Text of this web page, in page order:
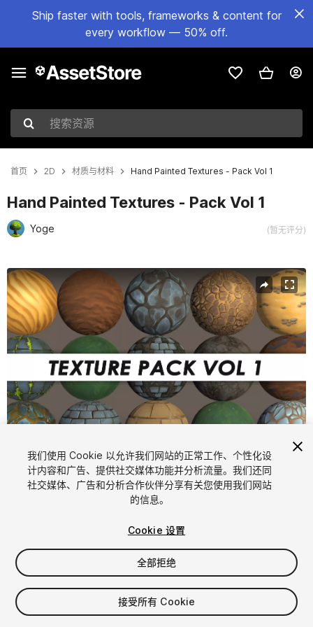
Ship faster with tools, frameworks & content for
every workflow — 50% off.
搜索资源
首页 2D 材质与材料 Hand Painted Textures - Pack Vol 1
Hand Painted Textures - Pack Vol 1
Yoge (暂无评分)
当前幻灯片：1 / 2
1/2
$39.99
增值税将在结算时计算
我们使用 Cookie 以允许我们网站的正常工作、个性化设
计内容和广告、提供社交媒体功能并分析流量。我们还同
社交媒体、广告和分析合作伙伴分享有关您使用我们网站
的信息。
Cookie 设置
全部拒绝
接受所有 Cookie